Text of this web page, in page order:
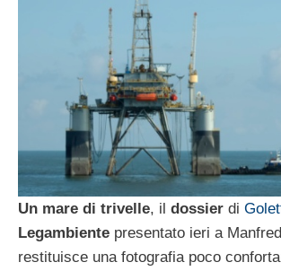
Un mare di trivelle, il dossier di
Legambiente presentato ieri a
restituisce una fotografia poco